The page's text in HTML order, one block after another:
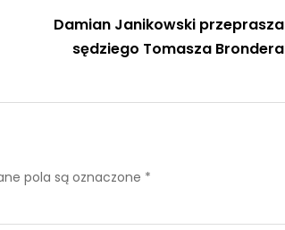
Damian Janikowski przeprasza
sędziego Tomasza Brondera
pola są oznaczone *